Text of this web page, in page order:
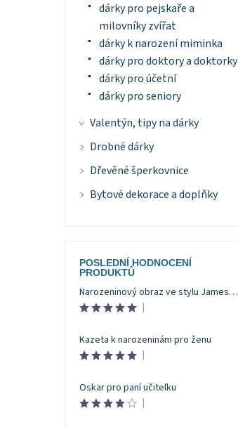
dárky pro pejskaře a
milovníky zvířat
dárky k narození miminka
dárky pro doktory a doktorky
dárky pro účetní
dárky pro seniory
Valentýn, tipy na dárky
Drobné dárky
Dřevěné šperkovnice
Bytové dekorace a doplňky
POSLEDNÍ HODNOCENÍ
PRODUKTŮ
Narozeninový obraz ve stylu Jamese Bonda
|
Kazeta k narozeninám pro ženu
|
Oskar pro paní učitelku
|